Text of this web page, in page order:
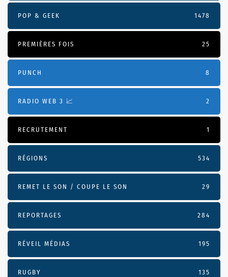
POP & GEEK 1478
PREMIÈRES FOIS 25
PUNCH 8
RADIO WEB 3 📈 2
RECRUTEMENT 1
RÉGIONS 534
REMET LE SON / COUPE LE SON 29
REPORTAGES 284
RÉVEIL MÉDIAS 195
RUGBY 135